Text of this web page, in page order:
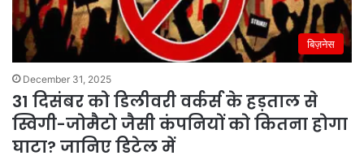
बिज़नेस
December 31, 2025
31 दिसंबर को डिलीवरी वर्कर्स के हड़ताल से
स्विगी-जोमैटो जैसी कंपनियों को कितना होगा
घाटा? जानिए डिटेल में